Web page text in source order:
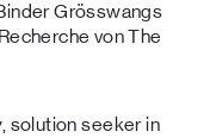
Grösswangs
von The
solution seeker in